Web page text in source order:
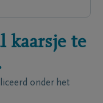
kaarsje te
onder het